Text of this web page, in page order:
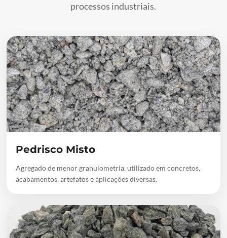
processos industriais.
Pedrisco Misto
Agregado de menor granulometria, utilizado em concretos,
acabamentos, artefatos e aplicações diversas.